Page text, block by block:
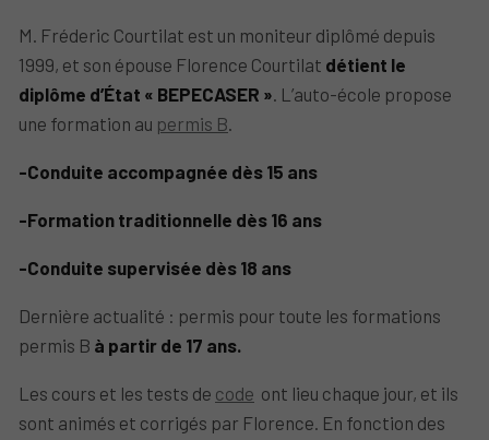
M. Fréderic Courtilat est un moniteur diplômé depuis
1999, et son épouse Florence Courtilat détient le
diplôme d’État « BEPECASER » . L’auto-école propose
une formation au permis B
-Conduite accompagnée dès 15 ans
-Formation traditionnelle dès 16 ans
-Conduite supervisée dès 18 ans
Dernière actualité : permis pour toute les formations
permis B à partir de 17 ans.
Les cours et les tests de code ont lieu chaque jour, et ils
sont animés et corrigés par Florence. En fonction des